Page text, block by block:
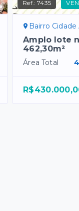
Ref.:7435
Bairro
Amplo lote
462,30m²
Área Total